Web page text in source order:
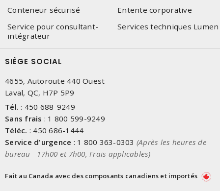
Conteneur sécurisé
Entente corporative
Service pour consultant-
intégrateur
Services techniques Lumen
SIÈGE SOCIAL
4655, Autoroute 440 Ouest
Laval, QC, H7P 5P9
Tél. : 450 688-9249
Sans frais : 1 800 599-9249
Téléc. : 450 686-1444
Service d'urgence : 1 800 363-0303 (Après les heures de
bureau - 17h00 et 7h00, Frais applicables)
Fait au Canada avec des composants canadiens et importés